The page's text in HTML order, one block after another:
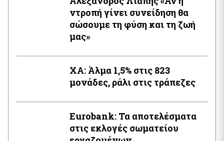
ντροπή γίνει συνείδηση θα
σώσουμε τη φύση και τη ζωή
μας»
XA: Άλμα 1,5% στις 823
μονάδες, ράλι στις τράπεζες
Εurobank: Τα αποτελέσματα
στις εκλογές σωματείου